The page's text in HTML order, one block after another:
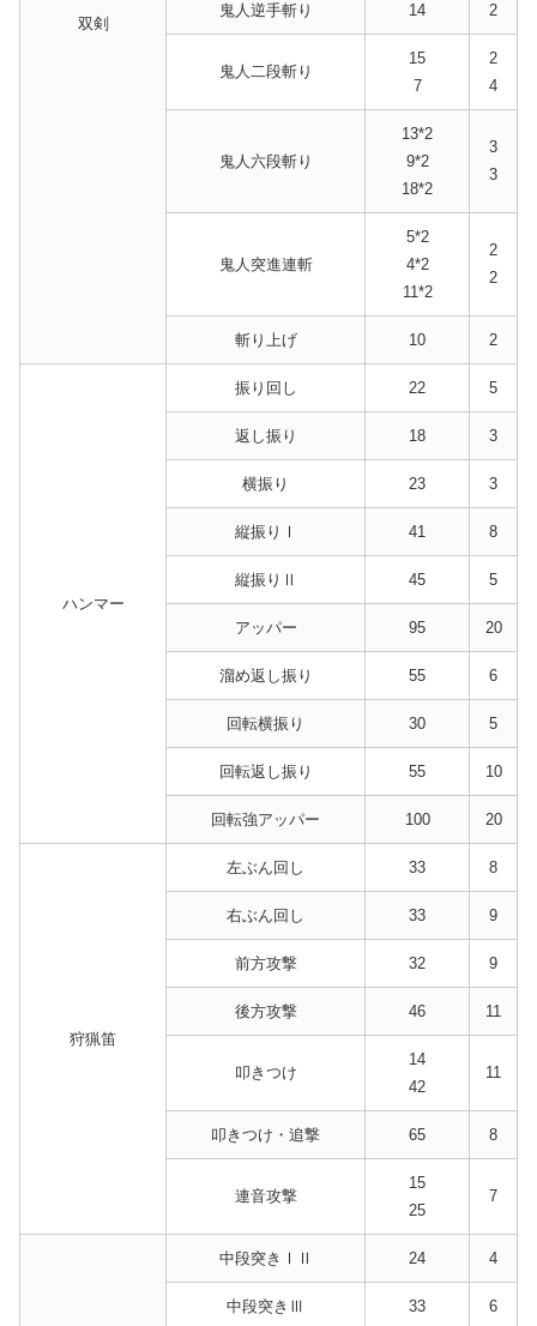
双剣
鬼人逆手斬り 14 2
鬼人二段斬り
15
7
2
4
鬼人六段斬り
13*2
9*2
18*2
3
3
鬼人突進連斬
5*2
4*2
11*2
2
2
斬り上げ 10 2
ハンマー
振り回し 22 5
返し振り 18 3
横振り 23 3
縦振りⅠ 41 8
縦振りⅡ 45 5
アッパー 95 20
溜め返し振り 55 6
回転横振り 30 5
回転返し振り 55 10
回転強アッパー 100 20
狩猟笛
左ぶん回し 33 8
右ぶん回し 33 9
前方攻撃 32 9
後方攻撃 46 11
叩きつけ
14
42
11
叩きつけ・追撃 65 8
連音攻撃
15
25
7
中段突きⅠⅡ 24 4
中段突きⅢ 33 6